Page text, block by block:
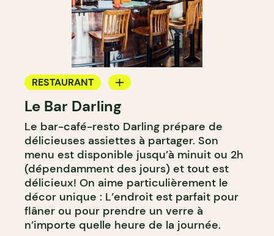
RESTAURANT
CAFÉ
BAR
BAR À COCKTAIL
Le Bar Darling
Le bar-café-resto Darling prépare de
délicieuses assiettes à partager. Son
menu est disponible jusqu’à minuit ou 2h
(dépendamment des jours) et tout est
délicieux! On aime particulièrement le
décor unique : L’endroit est parfait pour
flâner ou pour prendre un verre à
n’importe quelle heure de la journée.